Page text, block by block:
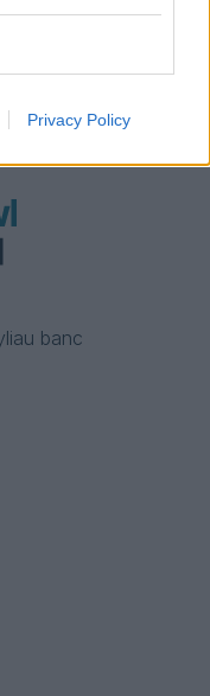
Privacy Policy
banc